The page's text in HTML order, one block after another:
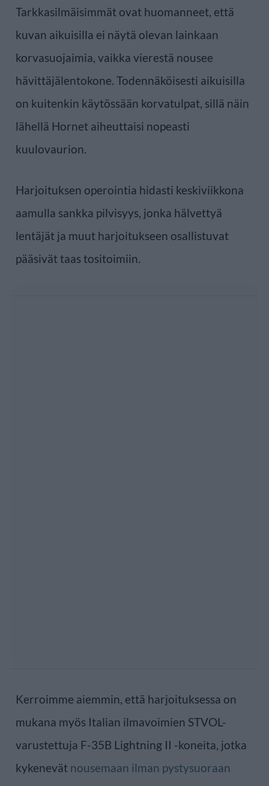
Tarkkasilmäisimmät ovat huomanneet, että
kuvan aikuisilla ei näytä olevan lainkaan
korvasuojaimia, vaikka vierestä nousee
hävittäjälentokone. Todennäköisesti aikuisilla
on kuitenkin käytössään korvatulpat, sillä näin
lähellä Hornet aiheuttaisi nopeasti
kuulovaurion.
Harjoituksen operointia hidasti keskiviikkona
aamulla sankka pilvisyys, jonka hälvettyä
lentäjät ja muut harjoitukseen osallistuvat
pääsivät taas tositoimiin.
Kerroimme aiemmin, että harjoituksessa on
mukana myös Italian ilmavoimien STVOL-
varustettuja F-35B Lightning II -koneita, jotka
kykenevät nousemaan ilman pystysuoraan